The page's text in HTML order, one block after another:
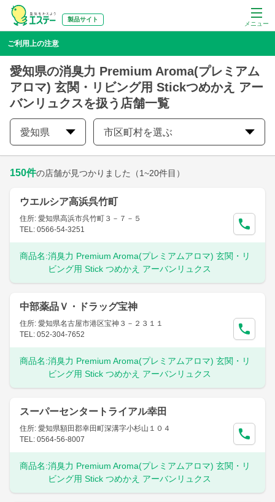
メニュー
製品サイト
ご利用上の注意
愛知県の消臭力 Premium Aroma(プレミアム
アロマ) 玄関・リビング用 Stickつめかえ アー
バンリュクスを扱う店舗一覧
愛知県 市区町村を選ぶ
150件の店舗が見つかりました （1~20件目）
ウエルシア高浜呉竹町
住所: 愛知県高浜市呉竹町３－７－５
TEL: 0566-54-3251
商品名:消臭力 Premium Aroma(プレミアムアロマ) 玄関・リ
ビング用 Stick つめかえ アーバンリュクス
中部薬品Ｖ・ドラッグ宝神
住所: 愛知県名古屋市港区宝神３－２３１１
TEL: 052-304-7652
商品名:消臭力 Premium Aroma(プレミアムアロマ) 玄関・リ
ビング用 Stick つめかえ アーバンリュクス
スーパーセンタートライアル幸田
住所: 愛知県額田郡幸田町深溝字小杉山１０４
TEL: 0564-56-8007
商品名:消臭力 Premium Aroma(プレミアムアロマ) 玄関・リ
ビング用 Stick つめかえ アーバンリュクス